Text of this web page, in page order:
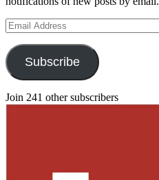
Email
Address
Subscribe
Join 241 other subscribers